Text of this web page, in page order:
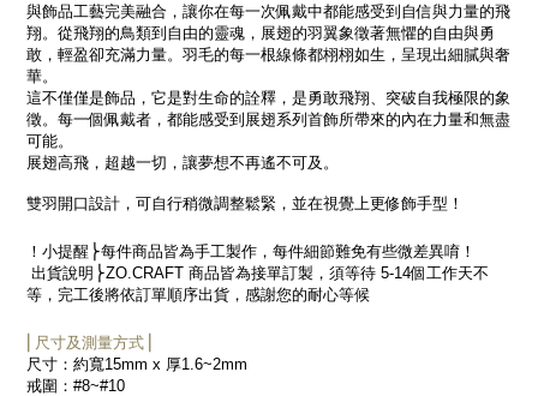
與飾品工藝完美融合，讓你在每一次佩戴中都能感受到自信與力量的飛
翔。從飛翔的鳥類到自由的靈魂，展翅的羽翼象徵著無懼的自由與勇
敢，輕盈卻充滿力量。羽毛的每一根線條都栩栩如生，呈現出細膩與奢
華。
這不僅僅是飾品，它是對生命的詮釋，是勇敢飛翔、突破自我極限的象
徵。每一個佩戴者，都能感受到展翅系列首飾所帶來的內在力量和無盡
可能。
展翅高飛，超越一切，讓夢想不再遙不可及。
雙羽開口設計，可自行稍微調整鬆緊，並在視覺上更修飾手型！
！小提醒 ⎬每件商品皆為手工製作，每件細節難免有些微差異唷！
出貨說明 ⎬ZO.CRAFT 商品皆為接單訂製，須等待 5-14個工作天不
等，完工後將依訂單順序出貨，感謝您的耐心等候
⎜尺寸及測量方式⎟
尺寸：約寬15mm x 厚1.6~2mm
戒圍： #8~#10